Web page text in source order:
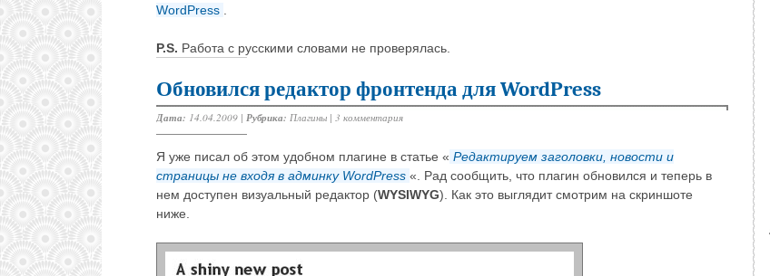
WordPress
P.S. Работа с русскими словами не проверялась.
Обновился редактор фронтенда для WordPress
Дата: 14.04.2009 | Рубрика: Плагины | 3 комментария
Я уже писал об этом удобном плагине в статье « Редактируем заголовки, новости и
страницы не входя в админку WordPress «. Рад сообщить, что плагин обновился и теперь в
нем доступен визуальный редактор (WYSIWYG). Как это выглядит смотрим на скриншоте
ниже.